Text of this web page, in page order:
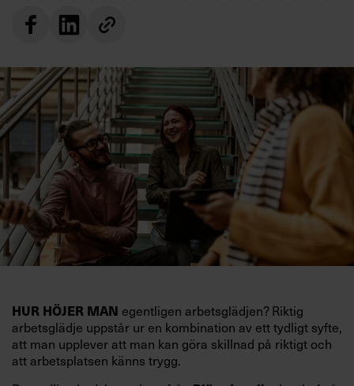
HUR HÖJER MAN egentligen arbetsglädjen? Riktig
arbetsglädje uppstår ur en kombination av ett tydligt syfte,
att man upplever att man kan göra skillnad på riktigt och
att arbetsplatsen känns trygg.